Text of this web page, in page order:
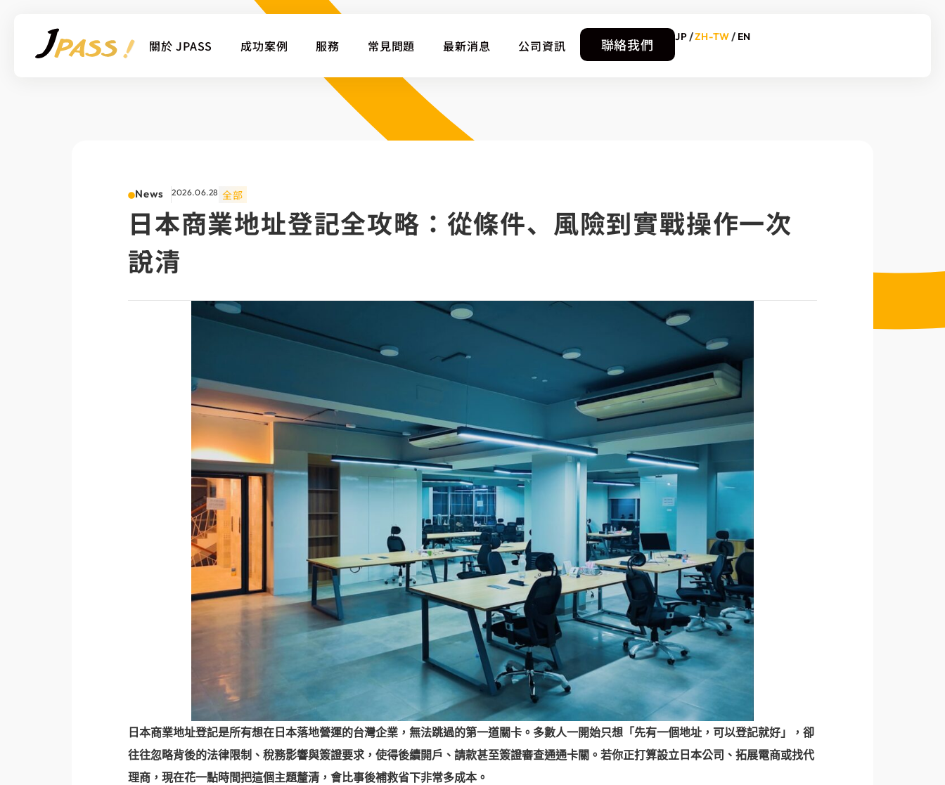
關於 JPASS 成功案例 服務 常見問題 最新消息 公司資訊 聯絡我們 JP ZH-TW EN
News 2026.06.28 全部
日本商業地址登記全攻略：從條件、風險到實戰操作一次
說清
日本商業地址登記是所有想在日本落地營運的台灣企業，無法跳過的第一道關卡。多數人一開始只想「先有一個地址，可以登記就好」，卻
往往忽略背後的法律限制、稅務影響與簽證要求，使得後續開戶、請款甚至簽證審查通通卡關。若你正打算設立日本公司、拓展電商或找代
理商，現在花一點時間把這個主題釐清，會比事後補救省下非常多成本。